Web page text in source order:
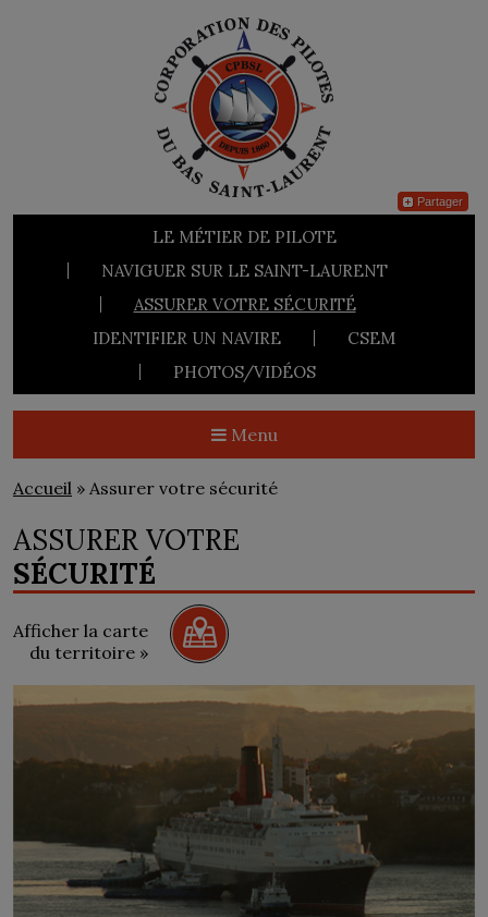
Partager
LE MÉTIER DE PILOTE
NAVIGUER SUR LE SAINT-LAURENT
ASSURER VOTRE SÉCURITÉ
IDENTIFIER UN NAVIRE
CSEM
PHOTOS/VIDÉOS
Menu
Accueil » Assurer votre sécurité
ASSURER VOTRE
SÉCURITÉ
Afficher la carte
du territoire »